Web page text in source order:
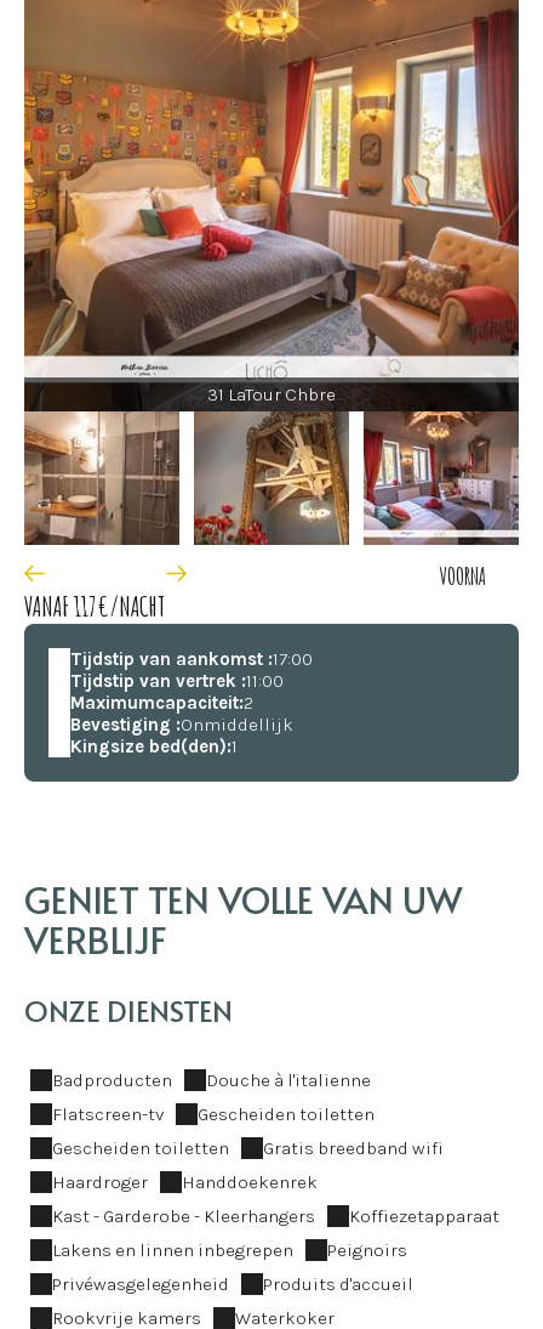
31 LaTour Chbre
VOORNA
VANAF 117€/NACHT
Tijdstip van aankomst :17:00
Tijdstip van vertrek :11:00
Maximumcapaciteit:2
Bevestiging :Onmiddellijk
Kingsize bed(den):1
GENIET TEN VOLLE VAN UW
VERBLIJF
ONZE DIENSTEN
Badproducten
Douche à l'italienne
Flatscreen-tv
Gescheiden toiletten
Gescheiden toiletten
Gratis breedband wifi
Haardroger
Handdoekenrek
Kast - Garderobe - Kleerhangers
Koffiezetapparaat
Lakens en linnen inbegrepen
Peignoirs
Privéwasgelegenheid
Produits d'accueil
Rookvrije kamers
Waterkoker